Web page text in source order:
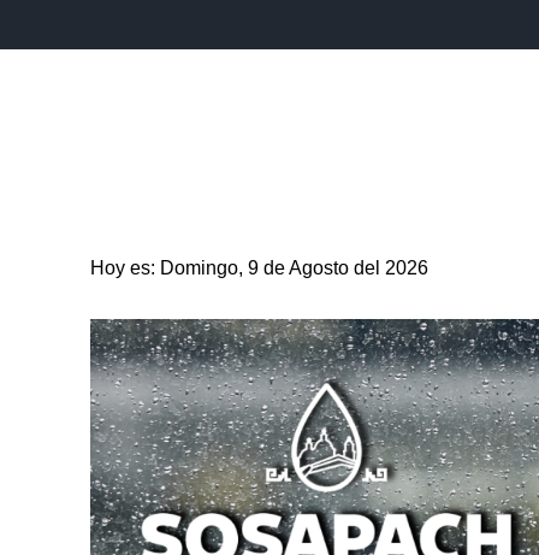
ENTRETENIMIENTO SALUD DEPORTES
Hoy es: Domingo, 9 de Agosto del 2026